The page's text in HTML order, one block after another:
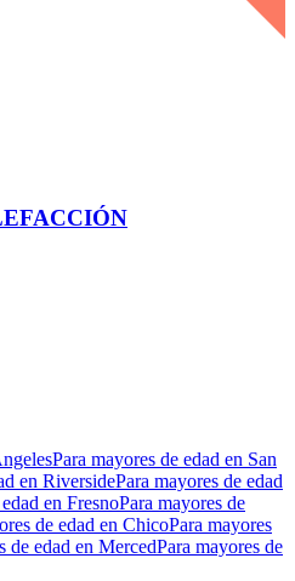
Para mayores de edad en San
en RiversidePara mayores de edad
en FresnoPara mayores de
de edad en ChicoPara mayores
de edad en MercedPara mayores de